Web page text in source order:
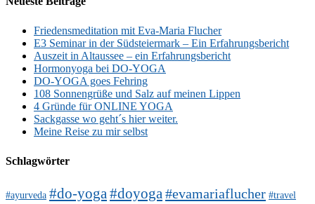
Friedensmeditation mit Eva-Maria Flucher
E3 Seminar in der Südsteiermark – Ein Erfahrungsbericht
Auszeit in Altaussee – ein Erfahrungsbericht
Hormonyoga bei DO-YOGA
DO-YOGA goes Fehring
108 Sonnengrüße und Salz auf meinen Lippen
4 Gründe für ONLINE YOGA
Sackgasse wo geht´s hier weiter.
Meine Reise zu mir selbst
Schlagwörter
#ayurveda #do-yoga #doyoga #evamariaflucher #travel